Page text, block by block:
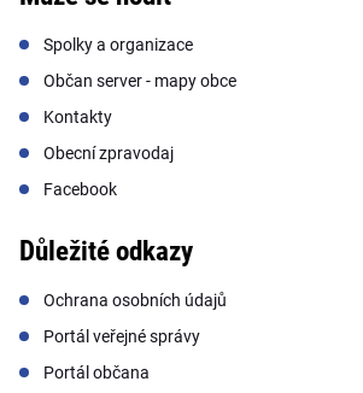
Spolky a organizace
Občan server - mapy obce
Kontakty
Obecní zpravodaj
Facebook
Důležité odkazy
Ochrana osobních údajů
Portál veřejné správy
Portál občana